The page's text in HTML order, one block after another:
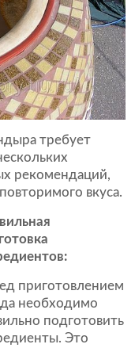
требует
рекомендаций,
вкуса.
приготовлением
необходимо
подготовить
Это